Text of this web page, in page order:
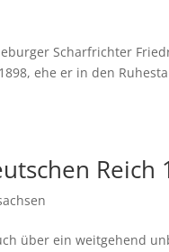
Scharfrichter
ehe er in den
Reich
über ein weitgehend